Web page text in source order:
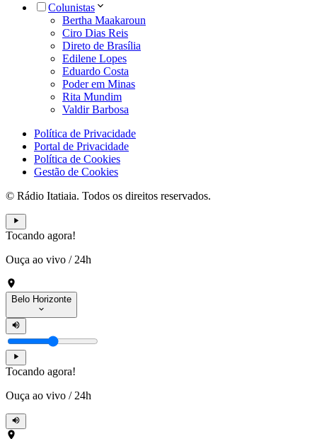
Colunistas
Bertha Maakaroun
Ciro Dias Reis
Direto de Brasília
Edilene Lopes
Eduardo Costa
Poder em Minas
Rita Mundim
Valdir Barbosa
Política de Privacidade
Portal de Privacidade
Política de Cookies
Gestão de Cookies
© Rádio Itatiaia. Todos os direitos reservados.
Tocando agora!
Ouça ao vivo / 24h
Belo Horizonte
Tocando agora!
Ouça ao vivo / 24h